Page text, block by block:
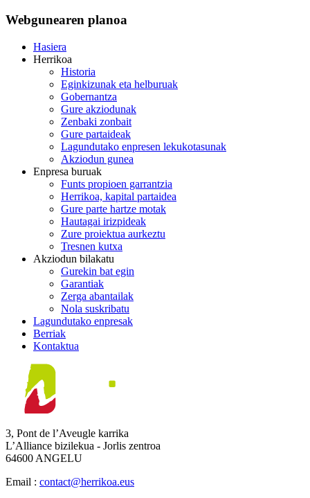
Webgunearen planoa
Hasiera
Herrikoa
Historia
Eginkizunak eta helburuak
Gobernantza
Gure akziodunak
Zenbaki zonbait
Gure partaideak
Lagundutako enpresen lekukotasunak
Akziodun gunea
Enpresa buruak
Funts propioen garrantzia
Herrikoa, kapital partaidea
Gure parte hartze motak
Hautagai irizpideak
Zure proiektua aurkeztu
Tresnen kutxa
Akziodun bilakatu
Gurekin bat egin
Garantiak
Zerga abantailak
Nola suskribatu
Lagundutako enpresak
Berriak
Kontaktua
3, Pont de l’Aveugle karrika
L’Alliance bizilekua - Jorlis zentroa
64600 ANGELU
Email : contact@herrikoa.eus